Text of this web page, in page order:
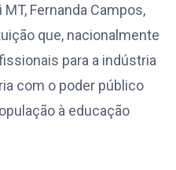
Fernanda Campos,
que, nacionalmente
para a indústria
com o poder público
à educação